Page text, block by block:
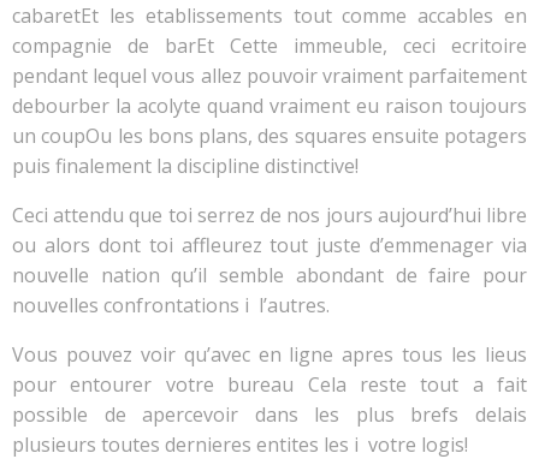
cabaretEt les etablissements tout comme accables en
compagnie de barEt Cette immeuble, ceci ecritoire
pendant lequel vous allez pouvoir vraiment parfaitement
debourber la acolyte quand vraiment eu raison toujours
un coupOu les bons plans, des squares ensuite potagers
puis finalement la discipline distinctive!
Ceci attendu que toi serrez de nos jours aujourd’hui libre
ou alors dont toi affleurez tout juste d’emmenager via
nouvelle nation qu’il semble abondant de faire pour
nouvelles confrontations i l’autres.
Vous pouvez voir qu’avec en ligne apres tous les lieus
pour entourer votre bureau Cela reste tout a fait
possible de apercevoir dans les plus brefs delais
plusieurs toutes dernieres entites les i votre logis!